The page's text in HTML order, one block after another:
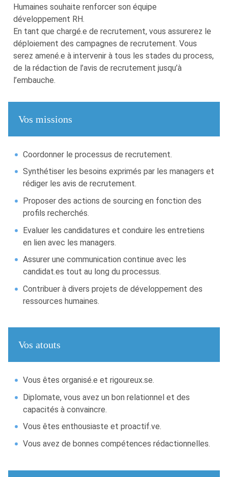
Humaines souhaite renforcer son équipe
développement RH.
En tant que chargé.e de recrutement, vous assurerez le
déploiement des campagnes de recrutement. Vous
serez amené.e à intervenir à tous les stades du process,
de la rédaction de l’avis de recrutement jusqu’à
l’embauche.
Vos missions
Coordonner le processus de recrutement.
Synthétiser les besoins exprimés par les managers et
rédiger les avis de recrutement.
Proposer des actions de sourcing en fonction des
profils recherchés.
Evaluer les candidatures et conduire les entretiens
en lien avec les managers.
Assurer une communication continue avec les
candidat.es tout au long du processus.
Contribuer à divers projets de développement des
ressources humaines.
Vos atouts
Vous êtes organisé.e et rigoureux.se.
Diplomate, vous avez un bon relationnel et des
capacités à convaincre.
Vous êtes enthousiaste et proactif.ve.
Vous avez de bonnes compétences rédactionnelles.